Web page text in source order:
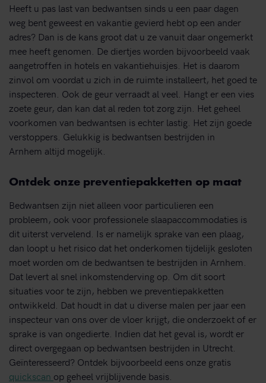
Heeft u pas last van bedwantsen sinds u een paar dagen
weg bent geweest en vakantie gevierd hebt op een ander
adres? Dan is de kans groot dat u ze vanuit daar ongemerkt
mee heeft genomen. De diertjes worden bijvoorbeeld vaak
aangetroffen in hotels en vakantiehuisjes. Het is daarom
zinvol om voordat u zich in de ruimte installeert, het goed te
inspecteren. Ook de geur verraadt al veel. Hangt er een vies
zoete geur, dan kan dat al reden tot zorg zijn. Het geheel
voorkomen van bedwantsen is echter lastig. Het zijn goede
verstoppers. Gelukkig is bedwantsen bestrijden in
Arnhem altijd mogelijk.
Ontdek onze preventiepakketten op maat
Bedwantsen zijn niet alleen voor particulieren een
probleem, ook voor professionele slaapaccommodaties is
dit uiterst vervelend. Is er namelijk sprake van een plaag,
dan loopt u het risico dat het onderkomen tijdelijk gesloten
moet worden om de bedwantsen te bestrijden in Arnhem.
Dat levert al snel inkomstenderving op. Om dit soort
situaties voor te zijn, hebben we preventiepakketten
ontwikkeld. Dat houdt in dat u diverse malen per jaar een
inspecteur van ons over de vloer krijgt, die onderzoekt of er
sprake is van ongedierte. Indien dat het geval is, wordt er
direct overgegaan op bedwantsen bestrijden in Utrecht.
Geïnteresseerd? Ontdek bijvoorbeeld eens onze gratis
quickscan op geheel vrijblijvende basis.